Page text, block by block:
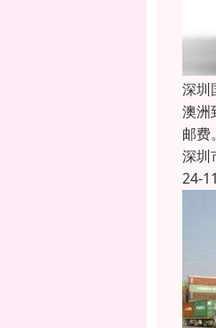
深圳
澳洲
邮费
深圳
24-